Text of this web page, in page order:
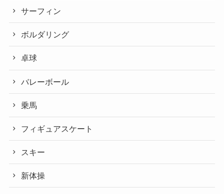
サーフィン
ボルダリング
卓球
バレーボール
乗馬
フィギュアスケート
スキー
新体操